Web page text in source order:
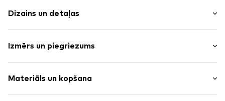
Dizains un detaļas
Sviedru audums
Taisns šuvums
Rievojums
Izmērs un piegriezums
Garums: Garš/maksi
Materiāls un kopšana